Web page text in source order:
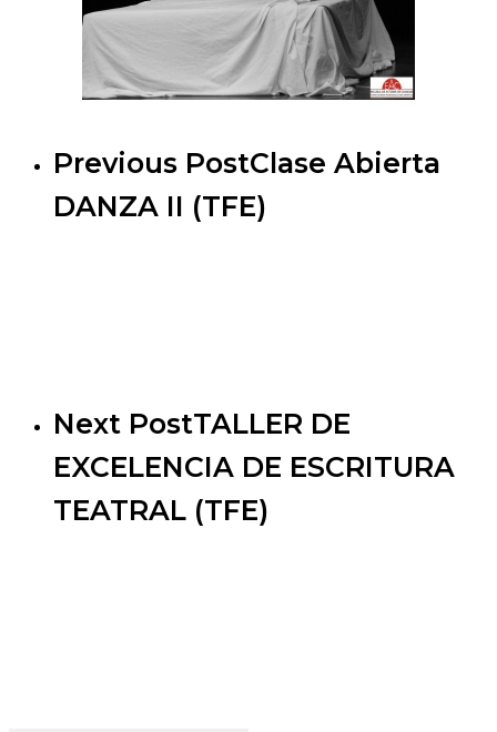
Previous PostClase Abierta
DANZA II (TFE)
Next PostTALLER DE
EXCELENCIA DE ESCRITURA
TEATRAL (TFE)